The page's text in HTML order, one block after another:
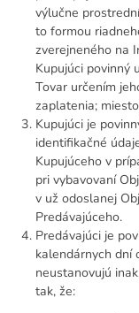
výlučne
to formou
zverejneného na
Kupujúci povinný
Tovar určením
zaplatenia;
Kupujúci je
identifikačné
Kupujúceho v
pri vybavovaní
v už odoslanej
Predávajúceho.
Predávajúci je
kalendárnych dní
neustanovujú
tak, že: